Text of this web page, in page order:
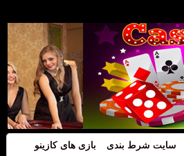
سایت شرط بندی
بازی های کازینو